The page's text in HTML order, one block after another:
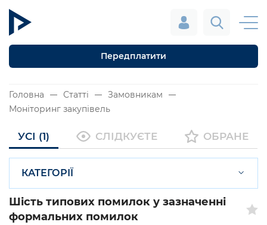
Передплатити
Головна Статті
Замовникам
Моніторинг закупівель
УСІ (1) СЛІДКУЄТЕ ОБРАНЕ
КАТЕГОРІЇ
Шість типових помилок у зазначенні
формальних помилок